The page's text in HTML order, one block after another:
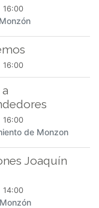
16:00
16:00
16:00
de Monzon
Joaquín
14:00